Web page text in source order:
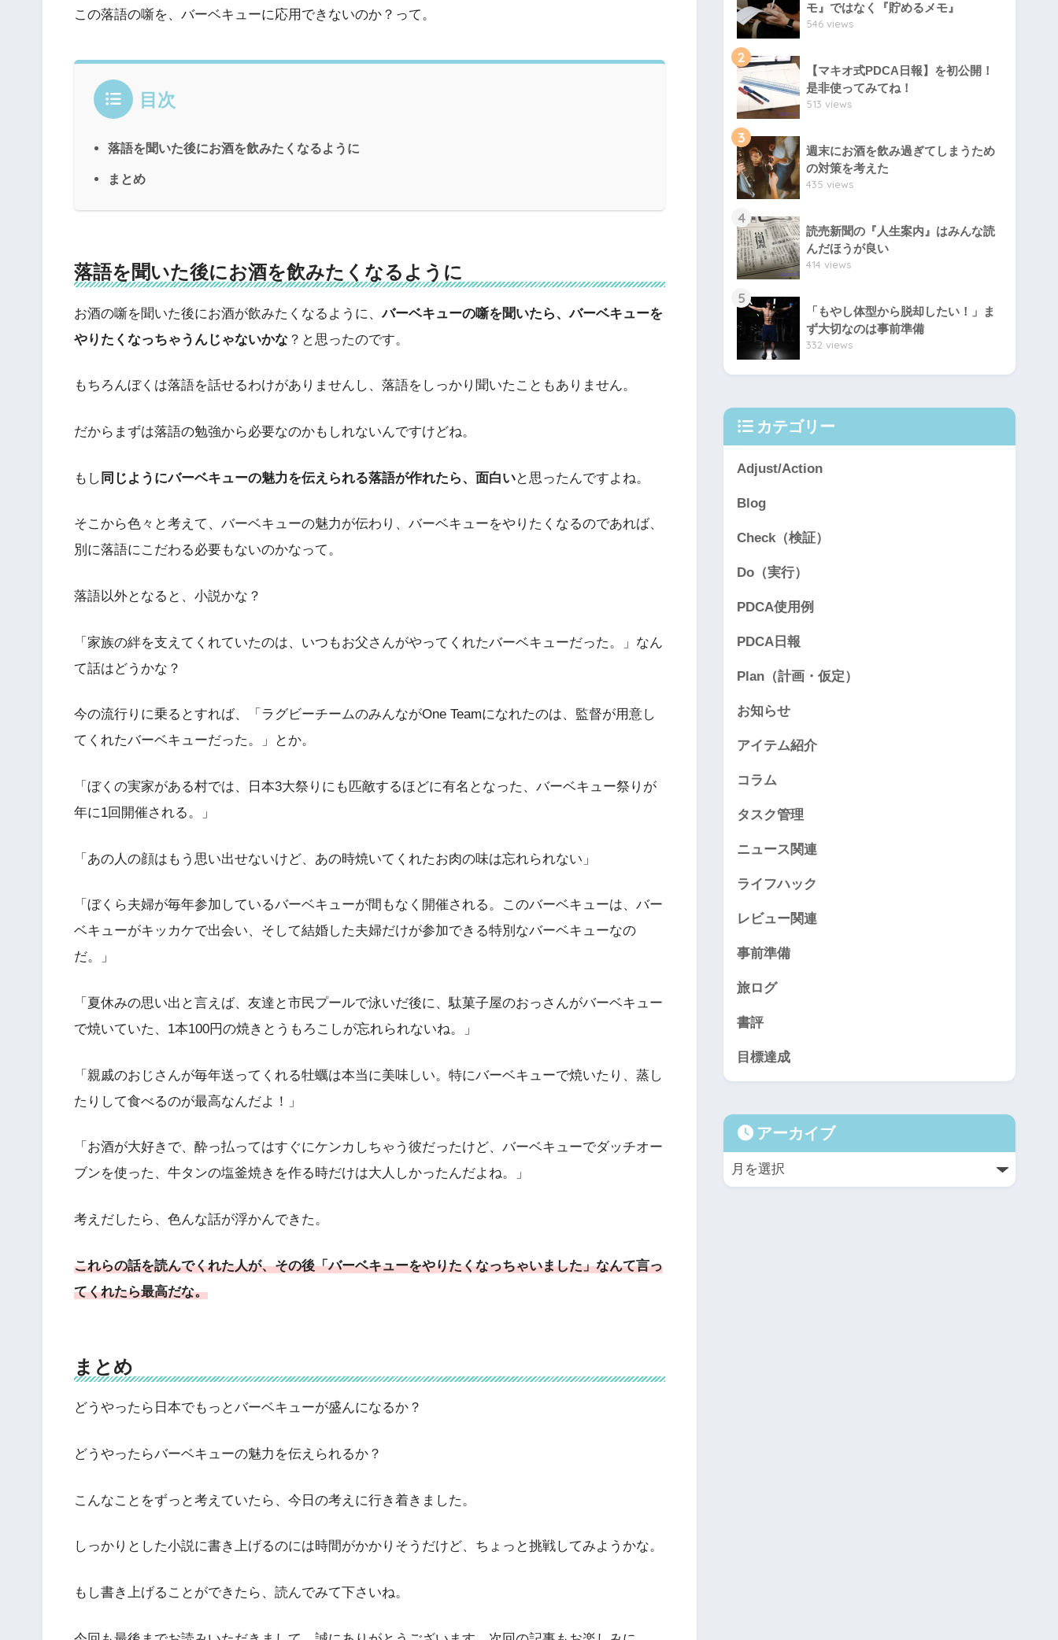
この落語の噺を、バーベキューに応用できないのか？って。
目次
落語を聞いた後にお酒を飲みたくなるように
まとめ
落語を聞いた後にお酒を飲みたくなるように
お酒の噺を聞いた後にお酒が飲みたくなるように、バーベキューの噺を聞いたら、バーベキューを
やりたくなっちゃうんじゃないかな？と思ったのです。
もちろんぼくは落語を話せるわけがありませんし、落語をしっかり聞いたこともありません。
だからまずは落語の勉強から必要なのかもしれないんですけどね。
もし 同じようにバーベキューの魅力を伝えられる落語が作れたら、面白いと思ったんですよね。
そこから色々と考えて、バーベキューの魅力が伝わり、バーベキューをやりたくなるのであれば、
別に落語にこだわる必要もないのかなって。
落語以外となると、小説かな？
「家族の絆を支えてくれていたのは、いつもお父さんがやってくれたバーベキューだった。」なん
て話はどうかな？
今の流行りに乗るとすれば、「ラグビーチームのみんながOne Teamになれたのは、監督が用意し
てくれたバーベキューだった。」とか。
「ぼくの実家がある村では、日本3大祭りにも匹敵するほどに有名となった、バーベキュー祭りが
年に1回開催される。」
「あの人の顔はもう思い出せないけど、あの時焼いてくれたお肉の味は忘れられない」
「ぼくら夫婦が毎年参加しているバーベキューが間もなく開催される。このバーベキューは、バー
ベキューがキッカケで出会い、そして結婚した夫婦だけが参加できる特別なバーベキューなの
だ。」
「夏休みの思い出と言えば、友達と市民プールで泳いだ後に、駄菓子屋のおっさんがバーベキュー
で焼いていた、1本100円の焼きとうもろこしが忘れられないね。」
「親戚のおじさんが毎年送ってくれる牡蠣は本当に美味しい。特にバーベキューで焼いたり、蒸し
たりして食べるのが最高なんだよ！」
「お酒が大好きで、酔っ払ってはすぐにケンカしちゃう彼だったけど、バーベキューでダッチオー
ブンを使った、牛タンの塩釜焼きを作る時だけは大人しかったんだよね。」
考えだしたら、色んな話が浮かんできた。
これらの話を読んでくれた人が、その後「バーベキューをやりたくなっちゃいました」なんて言っ
てくれたら最高だな。
まとめ
どうやったら日本でもっとバーベキューが盛んになるか？
どうやったらバーベキューの魅力を伝えられるか？
こんなことをずっと考えていたら、今日の考えに行き着きました。
しっかりとした小説に書き上げるのには時間がかかりそうだけど、ちょっと挑戦してみようかな。
もし書き上げることができたら、読んでみて下さいね。
モ』ではなく『貯めるメモ』
546 views
2
【マキオ式PDCA日報】を初公開！
是非使ってみてね！
513 views
3
週末にお酒を飲み過ぎてしまうため
の対策を考えた
435 views
4
読売新聞の『人生案内』はみんな読
んだほうが良い
414 views
5
「もやし体型から脱却したい！」ま
ず大切なのは事前準備
332 views
カテゴリー
Adjust/Action
Blog
Check（検証）
Do（実行）
PDCA使用例
PDCA日報
Plan（計画・仮定）
お知らせ
アイテム紹介
コラム
タスク管理
ニュース関連
ライフハック
レビュー関連
事前準備
旅ログ
書評
目標達成
アーカイブ